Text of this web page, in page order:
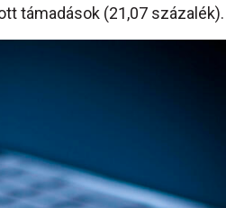
támadások (21,07 százalék).